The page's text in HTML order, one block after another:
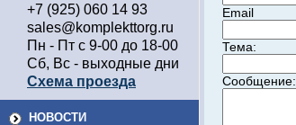
+7 (925) 060 14 93
sales@komplekttorg.ru
Пн - Пт с 9-00 до 18-00
Сб, Вс - выходные дни
Схема проезда
НОВОСТИ
Email
Тема:
Сообщение: